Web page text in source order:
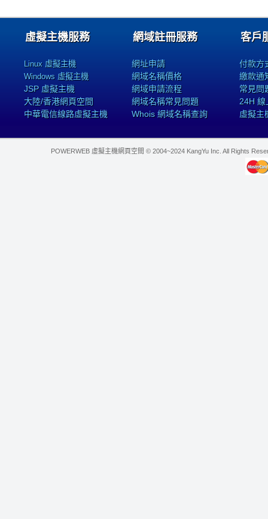
虛擬主機服務
Linux 虛擬主機
Windows 虛擬主機
JSP 虛擬主機
大陸/香港網頁空間
中華電信線路虛擬主機
網域註冊服務
網址申請
網域名稱價格
網域申請流程
網域名稱常見問題
Whois 網域名稱查詢
客戶
付款方
繳款通
常見問
24H 線
虛擬主
POWERWEB 虛擬主機網頁空間 © 2004~2024 KangYu Inc. All Rights